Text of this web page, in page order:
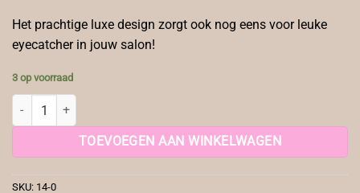
Het prachtige luxe design zorgt ook nog eens voor leuke
eyecatcher in jouw salon!
3 op voorraad
Gelpolish Glitter 14 aantal
TOEVOEGEN AAN WINKELWAGEN
SKU: 14-0